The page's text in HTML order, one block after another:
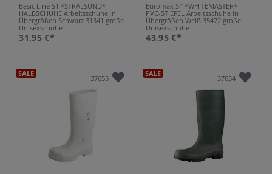
Basic Line S1 *STRALSUND*
HALBSCHUHE Arbeitsschuhe in
Übergrößen Schwarz 31341 große
Unisexschuhe
31,95 €*
Euromax S4 *WHITEMASTER*
PVC-STIEFEL Arbeitsschuhe in
Übergrößen Weiß 35472 große
Unisexschuhe
43,95 €*
SALE 37655 SALE 37654